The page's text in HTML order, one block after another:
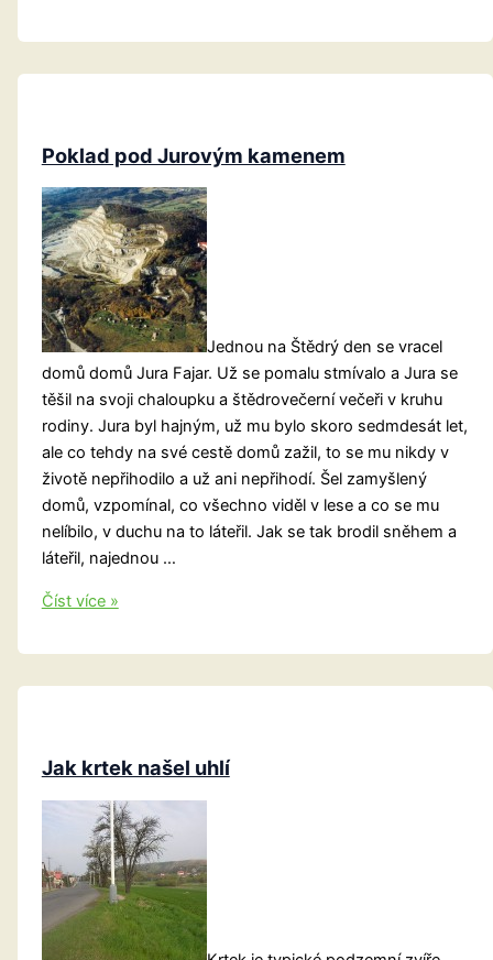
stěhovali
Poklad pod Jurovým kamenem
Jednou na Štědrý den se vracel
domů domů Jura Fajar. Už se pomalu stmívalo a Jura se
těšil na svoji chaloupku a štědrovečerní večeři v kruhu
rodiny. Jura byl hajným, už mu bylo skoro sedmdesát let,
ale co tehdy na své cestě domů zažil, to se mu nikdy v
životě nepřihodilo a už ani nepřihodí. Šel zamyšlený
domů, vzpomínal, co všechno viděl v lese a co se mu
nelíbilo, v duchu na to láteřil. Jak se tak brodil sněhem a
láteřil, najednou …
Poklad
Jurovým
Číst více »
Jak krtek našel uhlí